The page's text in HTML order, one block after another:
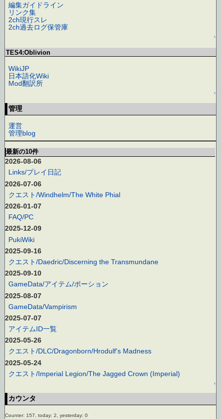
編集ガイドライン
リンク集
2ch現行スレ
2ch過去ログ保管庫
↑
TES4:Oblivion
WikiJP
日本語化Wiki
Mod翻訳所
↑
管理
運営
管理blog
最新の10件
2026-08-06
Links/プレイ日記
2026-07-06
クエスト/Windhelm/The White Phial
2026-01-07
FAQ/PC
2025-12-09
PukiWiki
2025-09-16
クエスト/Daedric/Discerning the Transmundane
2025-09-10
GameData/アイテム/ポーション
2025-08-07
GameData/Vampirism
2025-07-07
アイテムID一覧
2025-05-26
クエスト/DLC/Dragonborn/Hrodulf's Madness
2025-05-24
クエスト/Imperial Legion/The Jagged Crown (Imperial)
↑
カウンタ
Counter: 157, today: 2, yesterday: 0